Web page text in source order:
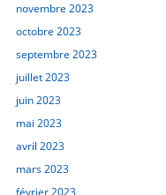
novembre 2023
octobre 2023
septembre 2023
juillet 2023
juin 2023
mai 2023
avril 2023
mars 2023
février 2023